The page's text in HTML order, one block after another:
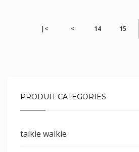
|< < 14 15
PRODUIT CATEGORIES
talkie walkie